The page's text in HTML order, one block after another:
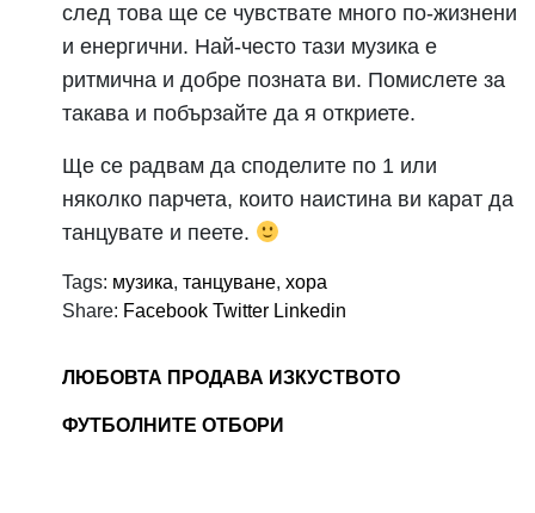
след това ще се чувствате много по-жизнени
и енергични. Най-често тази музика е
ритмична и добре позната ви. Помислете за
такава и побързайте да я откриете.
Ще се радвам да споделите по 1 или
няколко парчета, които наистина ви карат да
танцувате и пеете.
Tags: музика, танцуване, хора
Share: Facebook Twitter Linkedin
ЛЮБОВТА ПРОДАВА ИЗКУСТВОТО
ФУТБОЛНИТЕ ОТБОРИ